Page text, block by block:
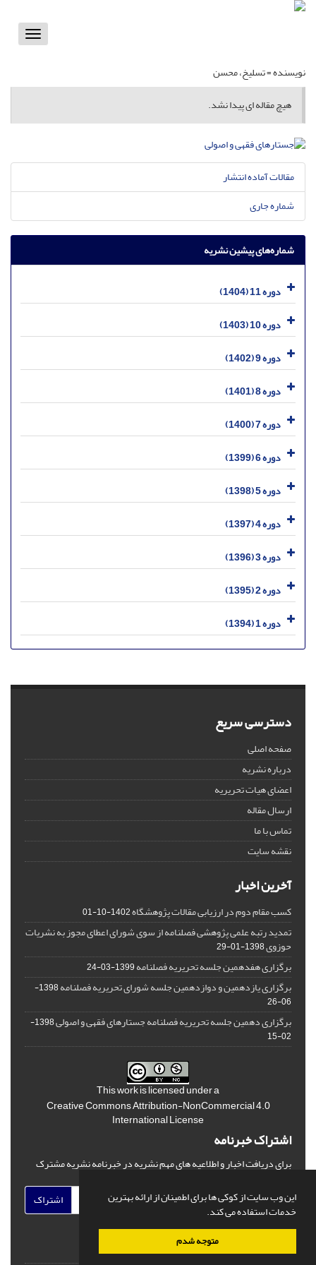
این وب سایت از کوکی ها برای اطمینان از ارائه بهترین
خدمات استفاده می کند.
متوجه شدم
Toggle
نویسنده =تسلیخ، محسن
هیچ مقاله ای پیدا نشد.
مقالات آماده انتشار
شماره جاری
شماره‌های پیشین نشریه
دوره 11 (1404)
دوره 10 (1403)
دوره 9 (1402)
دوره 8 (1401)
دوره 7 (1400)
دوره 6 (1399)
دوره 5 (1398)
دوره 4 (1397)
دوره 3 (1396)
دوره 2 (1395)
دوره 1 (1394)
دسترسی سریع
صفحه اصلی
درباره نشریه
اعضای هیات تحریریه
ارسال مقاله
تماس با ما
نقشه سایت
آخرین اخبار
کسب مقام دوم در ارزیابی مقالات پژوهشگاه1402-10-01
تمدید رتبه علمی پژوهشی فصلنامه از سوی شورای اعطای مجوز به نشریات
حوزوی1398-01-29
برگزاری هفدهمین جلسه تحریریه فصلنامه1399-03-24
برگزاری یازدهمین و دوازدهمین جلسه شورای تحریریه فصلنامه
1398-
06-26
برگزاری دهمین جلسه تحریریه فصلنامه جستارهای فقهی و اصولی
1398-
02-15
This work is licensed under a
Creative Commons Attribution-NonCommercial 4.0
International License
اشتراک خبرنامه
برای دریافت اخبار و اطلاعیه های مهم نشریه در خبرنامه نشریه مشترک
اشتراک